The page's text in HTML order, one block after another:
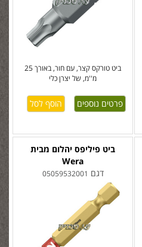
ביט טורקס קצר, עם חור, באורך 25
מ''מ, של יצרן כלי
פרטים נוספים
ביט פיליפס יהלום מבית
Wera
דגם 05059532001